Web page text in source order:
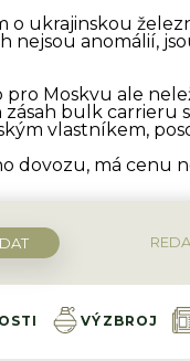
o ukrajinskou
nejsou anomálií,
Moskvu ale
bulk carrieru
vlastníkem,
dovozu, má cenu
VÝZBROJ